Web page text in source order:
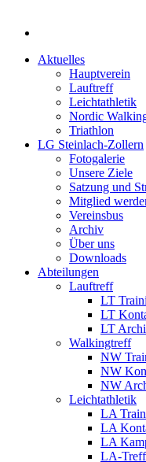
Aktuelles
Hauptverein
Lauftreff
Leichtathletik
Nordic
Triathlon
LG Steinlach-Zollern
Fotogalerie
Unsere Ziele
Satzung und
Mitglied
Vereinsbus
Archiv
Über uns
Downloads
Abteilungen
Lauftreff
LT
LT
LT
Walkingtreff
NW
NW
NW
Leichtathletik
LA
LA
LA
LA-Treff